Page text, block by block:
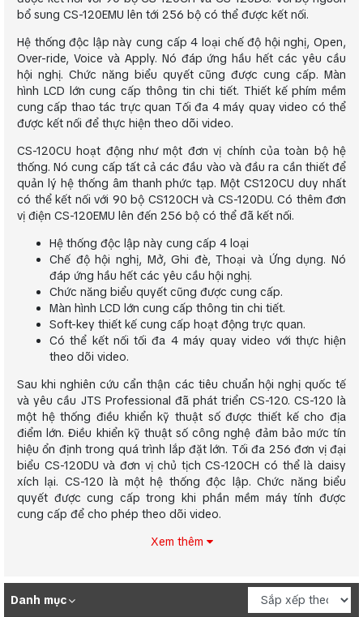
bổ sung CS-120EMU lên tới 256 bộ có thể được kết nối.
Hệ thống độc lập này cung cấp 4 loại chế độ hội nghị, Open,
Over-ride, Voice và Apply. Nó đáp ứng hầu hết các yêu cầu
hội nghị. Chức năng biểu quyết cũng được cung cấp. Màn
hình LCD lớn cung cấp thông tin chi tiết. Thiết kế phím mềm
cung cấp thao tác trực quan Tối đa 4 máy quay video có thể
được kết nối để thực hiện theo dõi video.
CS-120CU hoạt động như một đơn vị chính của toàn bộ hệ
thống. Nó cung cấp tất cả các đầu vào và đầu ra cần thiết để
quản lý hệ thống âm thanh phức tạp. Một CS120CU duy nhất
có thể kết nối với 90 bộ CS120CH và CS-120DU. Có thêm đơn
vị điện CS-120EMU lên đến 256 bộ có thể đã kết nối.
Hệ thống độc lập này cung cấp 4 loại
Chế độ hội nghị, Mở, Ghi đè, Thoại và Ứng dụng. Nó
đáp ứng hầu hết các yêu cầu hội nghị.
Chức năng biểu quyết cũng được cung cấp.
Màn hình LCD lớn cung cấp thông tin chi tiết.
Soft-key thiết kế cung cấp hoạt động trực quan.
Có thể kết nối tối đa 4 máy quay video với thực hiện
theo dõi video.
Sau khi nghiên cứu cẩn thận các tiêu chuẩn hội nghị quốc tế
và yêu cầu JTS Professional đã phát triển CS-120. CS-120 là
một hệ thống điều khiển kỹ thuật số được thiết kế cho địa
điểm lớn. Điều khiển kỹ thuật số công nghệ đảm bảo mức tín
hiệu ổn định trong quá trình lắp đặt lớn. Tối đa 256 đơn vị đại
biểu CS-120DU và đơn vị chủ tịch CS-120CH có thể là daisy
xích lại. CS-120 là một hệ thống độc lập. Chức năng biểu
quyết được cung cấp trong khi phần mềm máy tính được
cung cấp để cho phép theo dõi video.
Xem thêm
Danh mục